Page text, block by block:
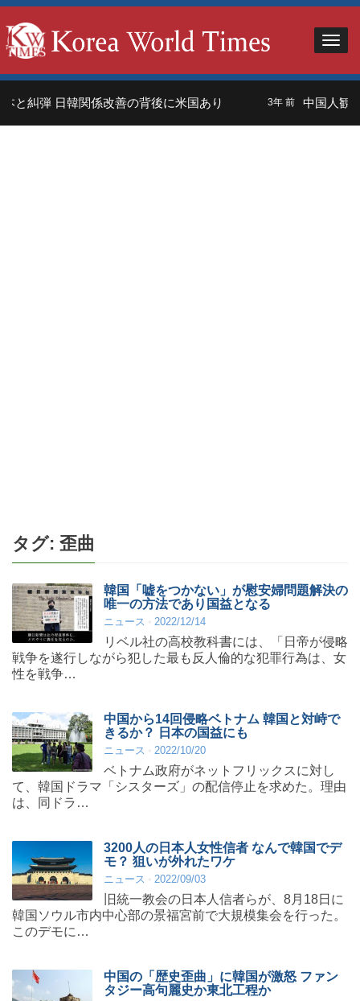
糾弾 日韓関係改善の背後に米国あり 3年 前 中国人観光
タグ: 歪曲
韓国「嘘をつかない」が慰安婦問題解決の
唯一の方法であり国益となる
ニュース 2022/12/14
リベル社の高校教科書には、「日帝が侵略
戦争を遂行しながら犯した最も反人倫的な犯罪行為は、女
性を戦争…
中国から14回侵略ベトナム 韓国と対峙で
きるか？ 日本の国益にも
ニュース 2022/10/20
ベトナム政府がネットフリックスに対し
て、韓国ドラマ「シスターズ」の配信停止を求めた。理由
は、同ドラ…
3200人の日本人女性信者 なんで韓国でデ
モ？ 狙いが外れたワケ
ニュース 2022/09/03
旧統一教会の日本人信者らが、8月18日に
韓国ソウル市内中心部の景福宮前で大規模集会を行った。
このデモに…
中国の「歴史歪曲」に韓国が激怒 ファン
タジー高句麗史か東北工程か